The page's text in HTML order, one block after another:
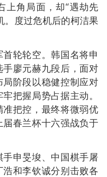
上角局面，却“遇劫先
。度过危机后的柯洁果
轮轮空。韩国名将申
廖元赫九段后，面对
阶段以稳健控制应对
把握局势占据主动。
把控，最终将微弱优
春兰杯十六强战负于
申旻埈、中国棋手屠
和李钦诚分别击败各